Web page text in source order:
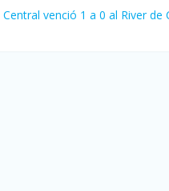
Central venció 1 a 0 al River
Vacaciones de invierno con
Fuerte caída de la venta de